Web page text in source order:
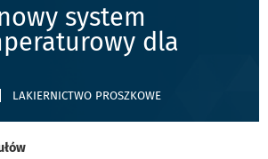
system
dla
LAKIERNICTWO PROSZKOWE